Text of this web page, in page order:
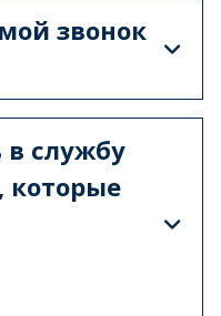
звонок
службу
которые